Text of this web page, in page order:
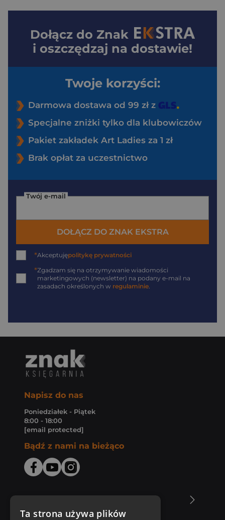
Dołącz do Znak
i oszczędzaj na dostawie!
Twoje korzyści:
Darmowa dostawa od 99 zł z
Specjalne zniżki tylko dla klubowiczów
Pakiet zakładek Art Ladies za 1 zł
Brak opłat za uczestnictwo
Twój e-mail
DOŁĄCZ DO ZNAK EKSTRA
*Akceptujępolitykę prywatności
*Zgadzam się na otrzymywanie wiadomości
marketingowych (newsletter) na podany e-mail na
zasadach określonych w regulaminie
Napisz do nas
Poniedziałek - Piątek
8:00 - 18:00
[email protected]
Bądź z nami na bieżąco
Ta strona używa plików